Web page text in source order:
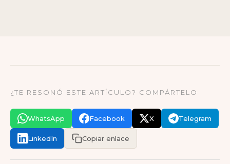
¿TE RESONÓ ESTE ARTÍCULO? COMPÁRTELO
WhatsApp Facebook X Telegram
LinkedIn Copiar enlace